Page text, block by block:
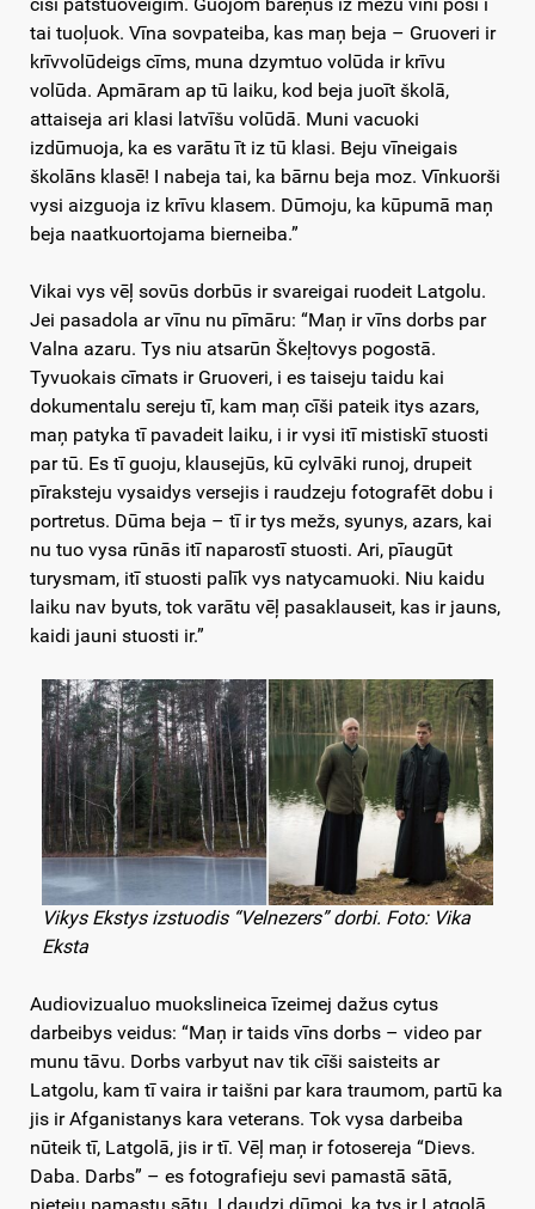
cīši patstuoveigim. Guojom bareņūs iz mežu vīni poši i
tai tuoļuok. Vīna sovpateiba, kas maņ beja – Gruoveri ir
krīvvolūdeigs cīms, muna dzymtuo volūda ir krīvu
volūda. Apmāram ap tū laiku, kod beja juoīt školā,
attaiseja ari klasi latvīšu volūdā. Muni vacuoki
izdūmuoja, ka es varātu īt iz tū klasi. Beju vīneigais
školāns klasē! I nabeja tai, ka bārnu beja moz. Vīnkuorši
vysi aizguoja iz krīvu klasem. Dūmoju, ka kūpumā maņ
beja naatkuortojama bierneiba.”
Vikai vys vēļ sovūs dorbūs ir svareigai ruodeit Latgolu.
Jei pasadola ar vīnu nu pīmāru: “Maņ ir vīns dorbs par
Valna azaru. Tys niu atsarūn Škeļtovys pogostā.
Tyvuokais cīmats ir Gruoveri, i es taiseju taidu kai
dokumentalu sereju tī, kam maņ cīši pateik itys azars,
maņ patyka tī pavadeit laiku, i ir vysi itī mistiskī stuosti
par tū. Es tī guoju, klausejūs, kū cylvāki runoj, drupeit
pīraksteju vysaidys versejis i raudzeju fotografēt dobu i
portretus. Dūma beja – tī ir tys mežs, syunys, azars, kai
nu tuo vysa rūnās itī naparostī stuosti. Ari, pīaugūt
turysmam, itī stuosti palīk vys natycamuoki. Niu kaidu
laiku nav byuts, tok varātu vēļ pasaklauseit, kas ir jauns,
kaidi jauni stuosti ir.”
Vikys Ekstys izstuodis “Velnezers” dorbi. Foto: Vika
Eksta
Audiovizualuo muokslineica īzeimej dažus cytus
darbeibys veidus: “Maņ ir taids vīns dorbs – video par
munu tāvu. Dorbs varbyut nav tik cīši saisteits ar
Latgolu, kam tī vaira ir taišni par kara traumom, partū ka
jis ir Afganistanys kara veterans. Tok vysa darbeiba
nūteik tī, Latgolā, jis ir tī. Vēļ maņ ir fotosereja “Dievs.
Daba. Darbs” – es fotografieju sevi pamastā sātā,